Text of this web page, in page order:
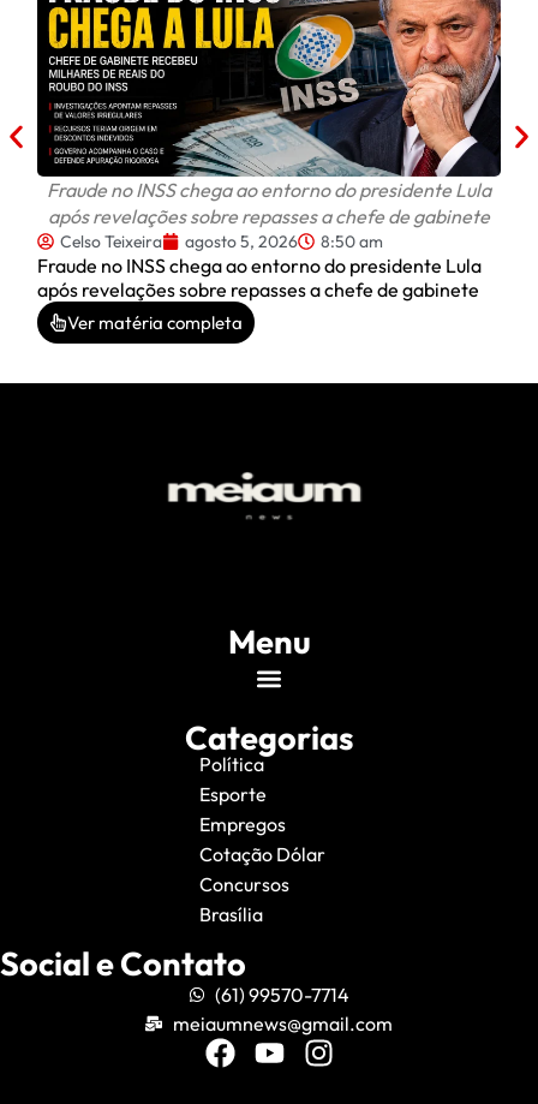
Fraude no INSS chega ao entorno do presidente Lula
após revelações sobre repasses a chefe de gabinete
Celso Teixeira agosto 5, 2026 8:50 am
Fraude no INSS chega ao entorno do presidente Lula
após revelações sobre repasses a chefe de gabinete
Ver matéria completa
Menu
Categorias
Política
Esporte
Empregos
Cotação Dólar
Concursos
Brasília
Social e Contato
(61) 99570-7714
meiaumnews@gmail.com